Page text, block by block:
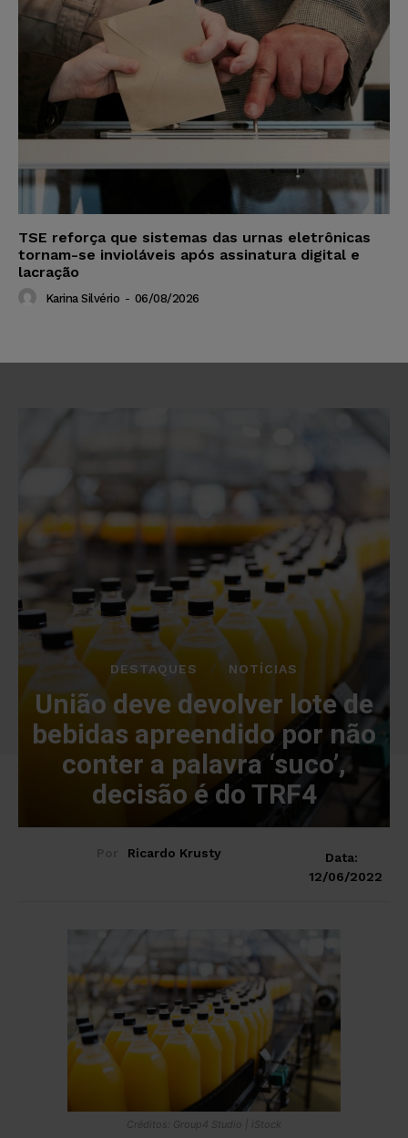
TSE reforça que sistemas das urnas eletrônicas
tornam-se invioláveis após assinatura digital e
lacração
Karina Silvério - 06/08/2026